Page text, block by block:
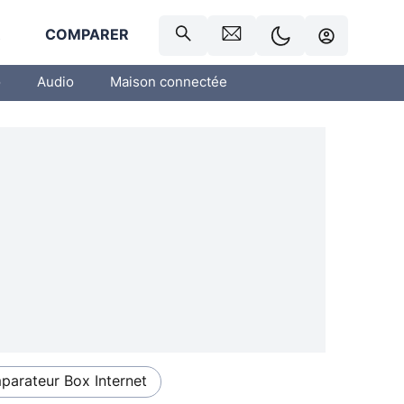
COMPARER
Audio Maison connectée
Box Internet